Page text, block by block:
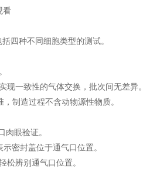
看
四种不同细胞类型的测试。
现一致性的气体交换，批次间无差异。
制造过程不含动物源性物质。
肉眼验证。
密封盖位于通气口位置。
松辨别通气口位置。